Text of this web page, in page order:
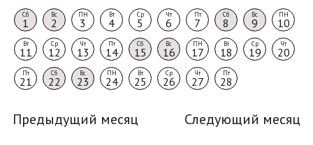
Сб
1
Вс
2
ПН
3
Вт
4
Ср
5
Чт
6
Пт
7
Сб
8
Вс
9
ПН
10
Вт
11
Ср
12
Чт
13
Пт
14
Сб
15
Вс
16
ПН
17
Вт
18
Ср
19
Чт
20
Пт
21
Сб
22
Вс
23
ПН
24
Вт
25
Ср
26
Чт
27
Пт
28
Предыдущий месяц Следующий месяц